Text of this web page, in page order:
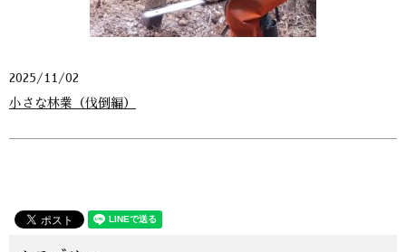
2025/11/02
小さな林業（伐倒編）